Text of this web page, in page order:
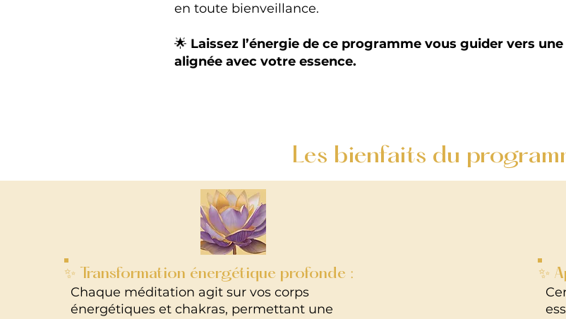
en toute bienveillance.
🌟 Laissez l’énergie de ce programme vous guider vers
alignée avec votre essence.
Les bienfaits du
✨ Transformation énergétique profonde :
Chaque méditation agit sur vos corps
énergétiques et chakras, permettant une
✨